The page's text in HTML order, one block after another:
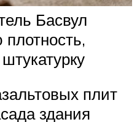
Басвул
плит
здания